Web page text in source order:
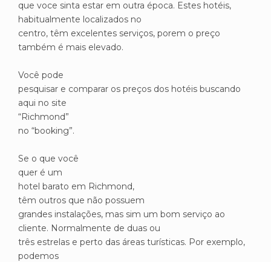
que voce sinta estar em outra época. Estes hotéis,
habitualmente localizados no
centro, têm excelentes serviços, porem o preço
também é mais elevado.
Você pode
pesquisar e comparar os preços dos hotéis buscando
aqui no site
“Richmond”
no “booking”.
Se o que você
quer é um
hotel barato em Richmond,
têm outros que não possuem
grandes instalações, mas sim um bom serviço ao
cliente. Normalmente de duas ou
três estrelas e perto das áreas turísticas. Por exemplo,
podemos